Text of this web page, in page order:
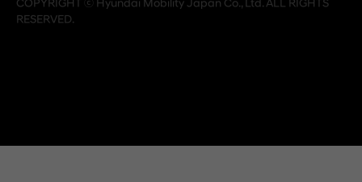
COPYRIGHT ⓒ Hyundai Mobility Japan Co., Ltd. ALL RIGHTS
RESERVED.